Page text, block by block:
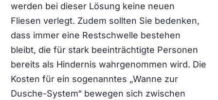
werden bei dieser Lösung keine neuen
Fliesen verlegt. Zudem sollten Sie bedenken,
dass immer eine Restschwelle bestehen
bleibt, die für stark beeinträchtigte Personen
bereits als Hindernis wahrgenommen wird. Die
Kosten für ein sogenanntes „Wanne zur
Dusche-System“ bewegen sich zwischen